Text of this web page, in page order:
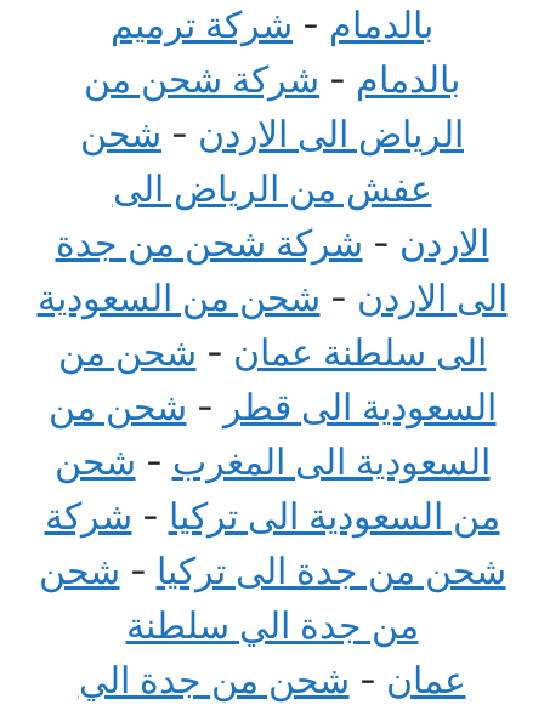
بالدمام - شركة ترميم
بالدمام - شركة شحن من
الرياض الى الاردن - شحن
عفش من الرياض الى
الاردن - شركة شحن من جدة
الى الاردن - شحن من السعودية
الى سلطنة عمان - شحن من
السعودية الى قطر - شحن من
السعودية الى المغرب - شحن
من السعودية الى تركيا - شركة
شحن من جدة الى تركيا - شحن
من جدة الي سلطنة
عمان - شحن من جدة الي